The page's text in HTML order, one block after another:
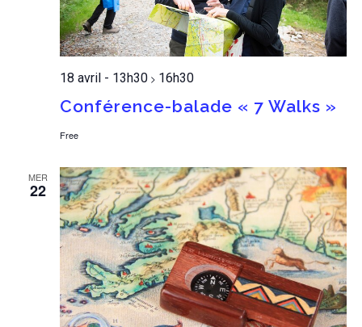
18 avril - 13h30> 16h30
Conférence-balade « 7 Walks »
Free
MER
22